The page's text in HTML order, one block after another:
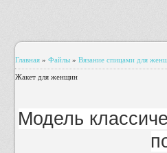
Главная » Файлы » Вязание спицами для
Жакет для женщин
Модель